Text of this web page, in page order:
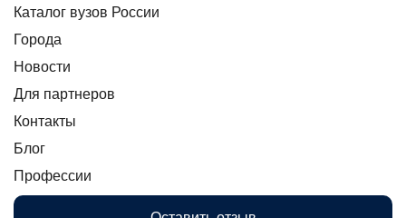
Каталог вузов России
Города
Новости
Для партнеров
Контакты
Блог
Профессии